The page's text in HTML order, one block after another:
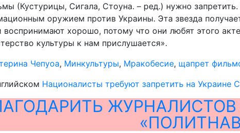
(Кустурицы, Сигала, Стоуна. – ред.) нужно
оружием против Украины. Эта звезда
хорошо, потому что они любят этого
культуры к нам прислушается».
Чепуоа, Минкультуры, Мракобесие, щапрет
Националисты требуют запретить на Украине